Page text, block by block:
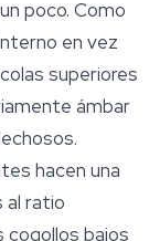
poco. Como
en vez
superiores
ámbar
hacen una
al ratio
cogollos bajos